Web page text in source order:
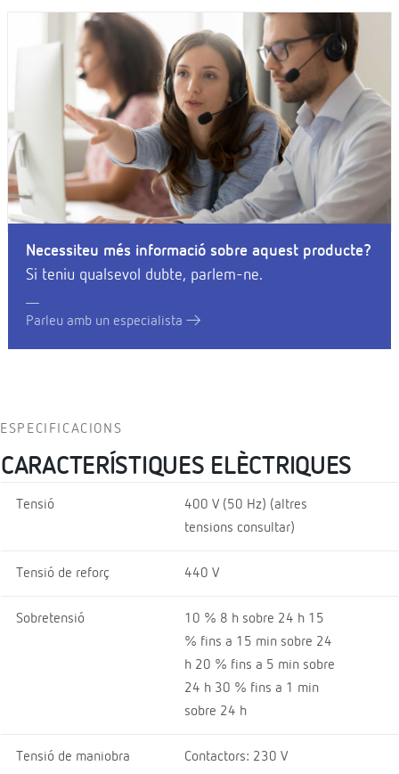
Necessiteu més informació sobre aquest producte?
Si teniu qualsevol dubte, parlem-ne.
Parleu amb un especialista
ESPECIFICACIONS
CARACTERÍSTIQUES ELÈCTRIQUES
Tensió
400 V (50 Hz) (altres
tensions consultar)
Tensió de reforç 440 V
Sobretensió
10 % 8 h sobre 24 h 15
% fins a 15 min sobre 24
h 20 % fins a 5 min sobre
24 h 30 % fins a 1 min
sobre 24 h
Tensió de maniobra Contactors: 230 V